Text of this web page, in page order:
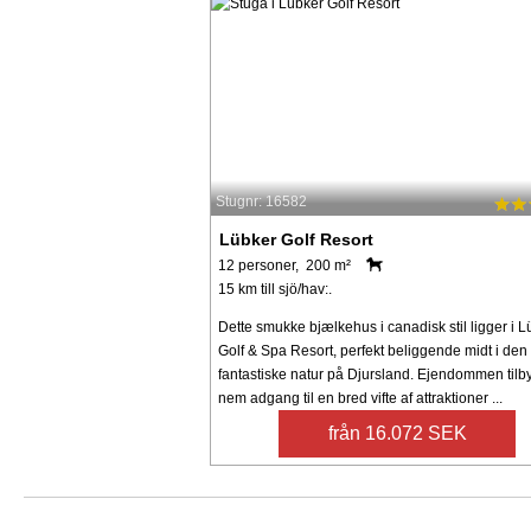
Stugnr: 16582
Lübker Golf Resort
12 personer, 200 m²
15 km till sjö/hav:.
Dette smukke bjælkehus i canadisk stil ligger i
Golf & Spa Resort, perfekt beliggende midt i den
fantastiske natur på Djursland. Ejendommen
nem adgang til en bred vifte af attraktioner ...
från 16.072 SEK